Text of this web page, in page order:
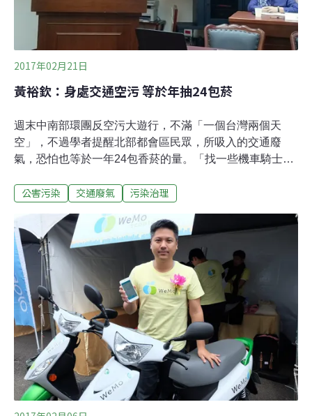
2017年02月21日
黃裕欽：身處交通空污 等於年抽24包菸
週末中南部環團反空污大遊行，不滿「一個台灣兩個天
空」，不過學者提醒北部都會區民眾，所吸入的交通廢
氣，恐怕也等於一年24包香菸的量。「找一些機車騎士身
克大學教授黃裕欽提醒，台灣目前缺乏相關的調查，環署
通繁忙地段所攝入的空污。黃裕欽21日受立委吳焜裕、林
靜儀、陳曼麗、邱泰源、劉建國等邀請，前往立院演講。
黃裕欽指出，PM2.5在鄰近交通繁忙的地段更高，汽機車
廢氣與街上的沙塵是兩大主要的來源，但最後能夠進入肺
部的正是汽機車廢氣，衝擊著機車族、行人與慢跑健身
者。「根本是慢性自殺！」黃裕欽如此看待著在中正紀念
堂、大安森林公園外圍慢跑者，提醒他們置身在PM2.5最
高的地方。黃裕欽甚至懷疑，不時有慢跑者發生猝死事
件，也許與空污也有部分關連。黃裕欽估算，即便是非吸
煙者，深處在空污環境中，一個月約攝入720毫克
公害污染 交通廢氣 污染治理